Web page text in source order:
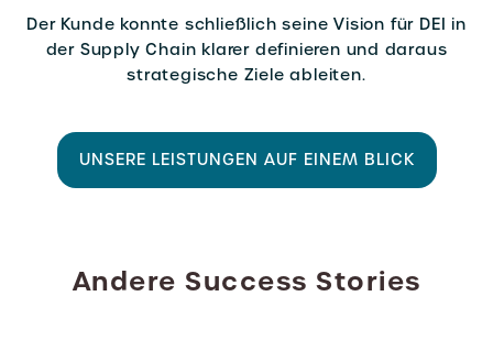
Der Kunde konnte schließlich seine Vision für DEI in
der Supply Chain klarer definieren und daraus
strategische Ziele ableiten.
UNSERE LEISTUNGEN AUF EINEM BLICK
Andere Success Stories